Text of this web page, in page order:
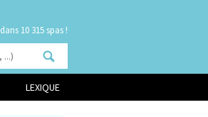
dans 10 315 spas !
LEXIQUE